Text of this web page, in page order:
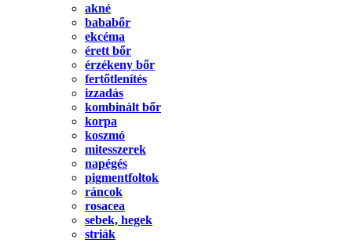
akné
bababőr
ekcéma
érett bőr
érzékeny bőr
fertőtlenítés
izzadás
kombinált bőr
korpa
koszmó
mitesszerek
napégés
pigmentfoltok
ráncok
rosacea
sebek, hegek
striák